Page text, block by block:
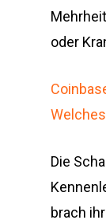
oder
Die
brach